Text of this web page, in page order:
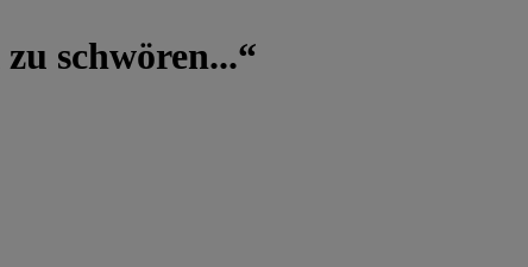
schwören...“